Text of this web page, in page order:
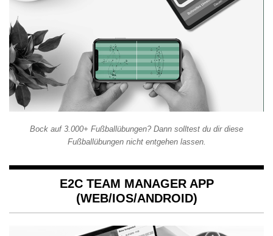
Bock auf 3.000+ Fußballübungen? Dann solltest du dir diese
Fußballübungen nicht entgehen lassen.
E2C TEAM MANAGER APP
(WEB/IOS/ANDROID)